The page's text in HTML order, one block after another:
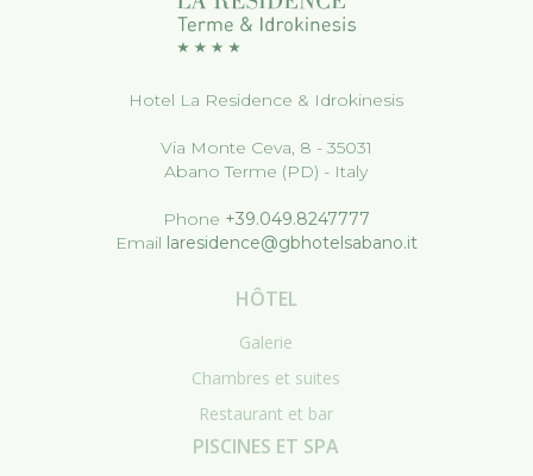
Hotel La Residence & Idrokinesis
Via Monte Ceva, 8 - 35031
Abano Terme (PD) - Italy
Phone +39.049.8247777
Email laresidence@gbhotelsabano.it
HÔTEL
Galerie
Chambres et suites
Restaurant et bar
PISCINES ET SPA